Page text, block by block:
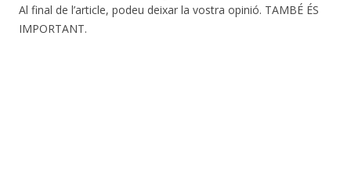
Al final de l’article, podeu deixar la vostra opinió. TAMBÉ ÉS
IMPORTANT.